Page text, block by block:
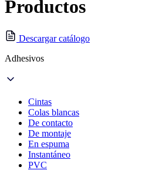
Productos
Descargar catálogo
Adhesivos
Cintas
Colas blancas
De contacto
De montaje
En espuma
Instantáneo
PVC